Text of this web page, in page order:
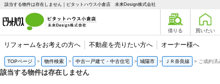
該当する物件は存在しません｜ピタットハウス小倉店 未来Design株式会社
借りる 買いたい
リフォームをお考えの方へ 不動産を売りたい方へ オーナー様へ
TOPページ 物件検索 中古一戸建て・中古住宅 城陽市 ＪＲ奈良線 ご成約済
該当する物件は存在しません